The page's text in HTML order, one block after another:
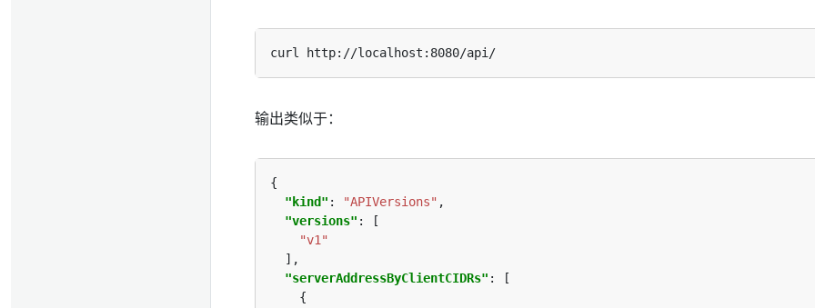
输出类似于：
"kind" : "APIVersions"
"versions"
"v1"
"serverAddressByClientCIDRs"